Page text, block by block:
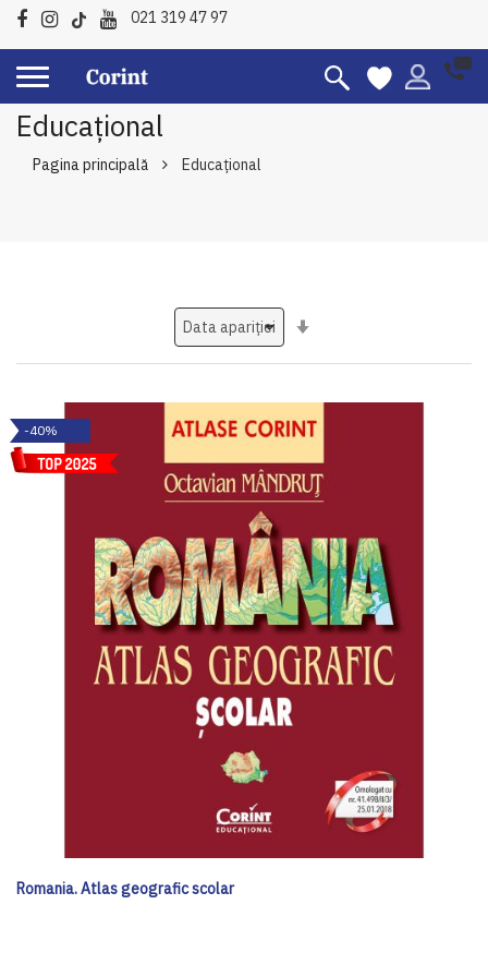
021 319 47 97
Educațional
Pagina principală Educațional
-40%
Romania. Atlas geografic scolar